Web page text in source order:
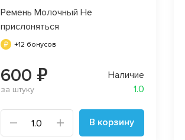
Ремень Молочный Не
прислоняться
+12 бонусов
600 ₽
за штуку
Наличие
1.0
В корзину